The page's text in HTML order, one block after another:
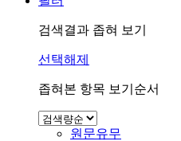
검색결과 좁혀 보기
선택해제
좁혀본 항목 보기순서
원문유무